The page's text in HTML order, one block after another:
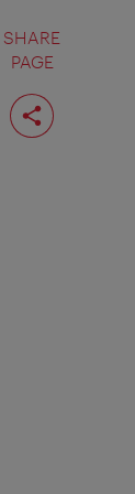
SHARE
PAGE
Share
page